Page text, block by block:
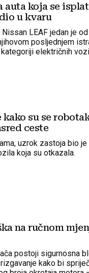
auta koja se
u kvaru
Nissan LEAF jedan je
posljednjem
električnih
kako su se
ceste
uzrok zastoja bio
koja su otkazala.
na ručnom
postoji sigurnosna
kako bi